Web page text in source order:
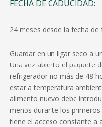
FECHA DE CADUCIDAD:
24 meses desde la fecha de
Guardar en un ligar seco a
Una vez abierto el paquete
refrigerador no más de 48
estar a temperatura
alimento nuevo debe
menos durante los primeros
tiene el acceso constante a